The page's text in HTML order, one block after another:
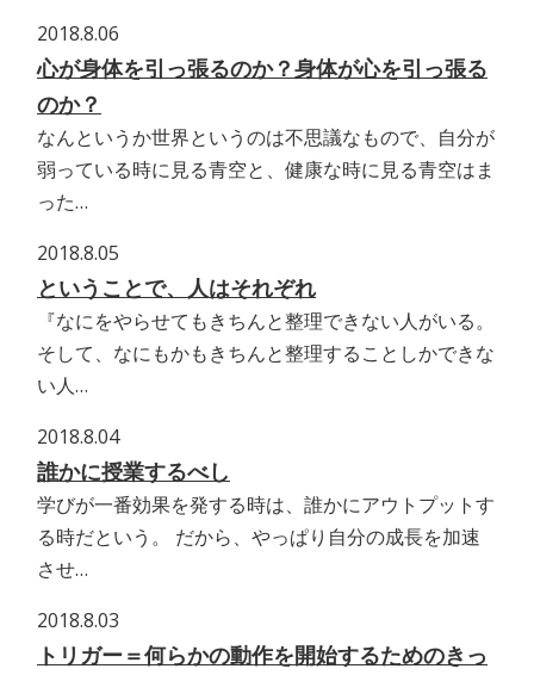
2018.8.06
心が身体を引っ張るのか？身体が心を引っ張る
のか？
なんというか世界というのは不思議なもので、自分が
弱っている時に見る青空と、健康な時に見る青空はま
った…
2018.8.05
ということで、人はそれぞれ
『なにをやらせてもきちんと整理できない人がいる。
そして、なにもかもきちんと整理することしかできな
い人…
2018.8.04
誰かに授業するべし
学びが一番効果を発する時は、誰かにアウトプットす
る時だという。 だから、やっぱり自分の成長を加速
させ…
2018.8.03
トリガー＝何らかの動作を開始するためのきっ